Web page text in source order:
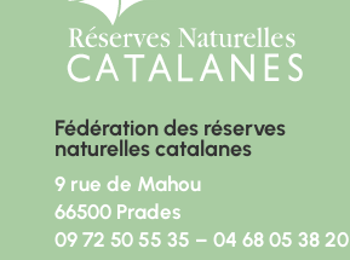
Fédération des réserves
naturelles catalanes
9 rue de Mahou
66500 Prades
09 72 50 55 35 – 04 68 05 38 20